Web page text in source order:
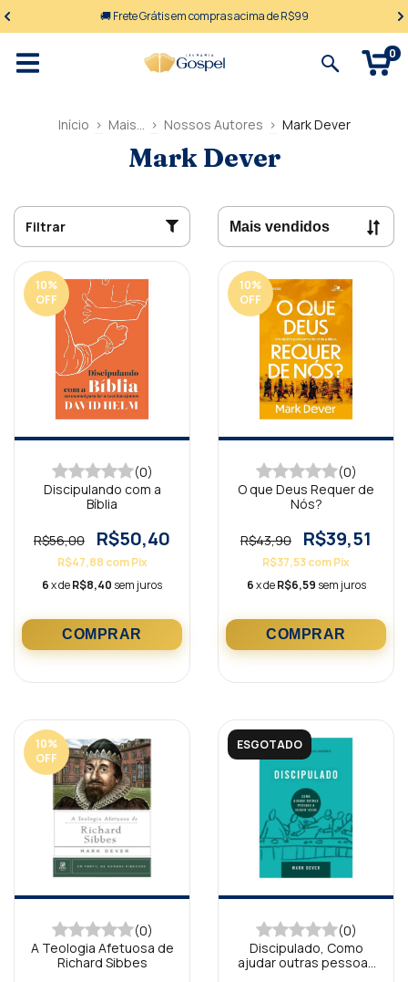
🚚 Frete Grátis em compras acima de R$99
0
Início > Mais... > Nossos Autores > Mark Dever
Mark Dever
Filtrar
10%
OFF
(0)
Discipulando com a
Bíblia
R$56,00 R$50,40
R$47,88 com Pix
6x deR$8,40 sem juros
10%
OFF
(0)
O que Deus Requer de
Nós?
R$43,90 R$39,51
R$37,53comPix
6x deR$6,59 sem juros
10%
OFF
(0)
A Teologia Afetuosa de
Richard Sibbes
ESGOTADO
(0)
Discipulado, Como
ajudar outras pessoas